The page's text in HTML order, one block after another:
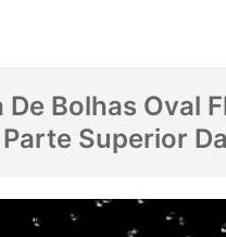
De Bolhas Oval
Superior